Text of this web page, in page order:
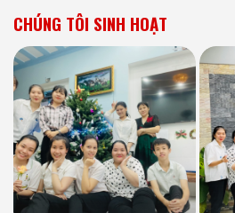
CHÚNG TÔI SINH HOẠT